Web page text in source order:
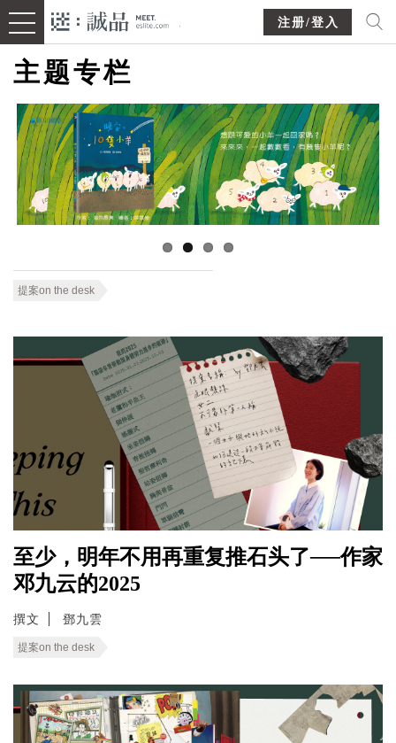
注册/登入
主题专栏
提案on the desk
至少，明年不用再重复推石头了──作家
邓九云的2025
撰文 鄧九雲
提案on the desk